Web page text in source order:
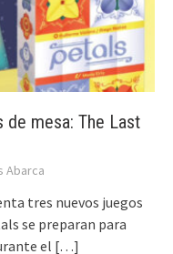
de mesa: The Last
Abarca
tres nuevos juegos
se preparan para
el […]